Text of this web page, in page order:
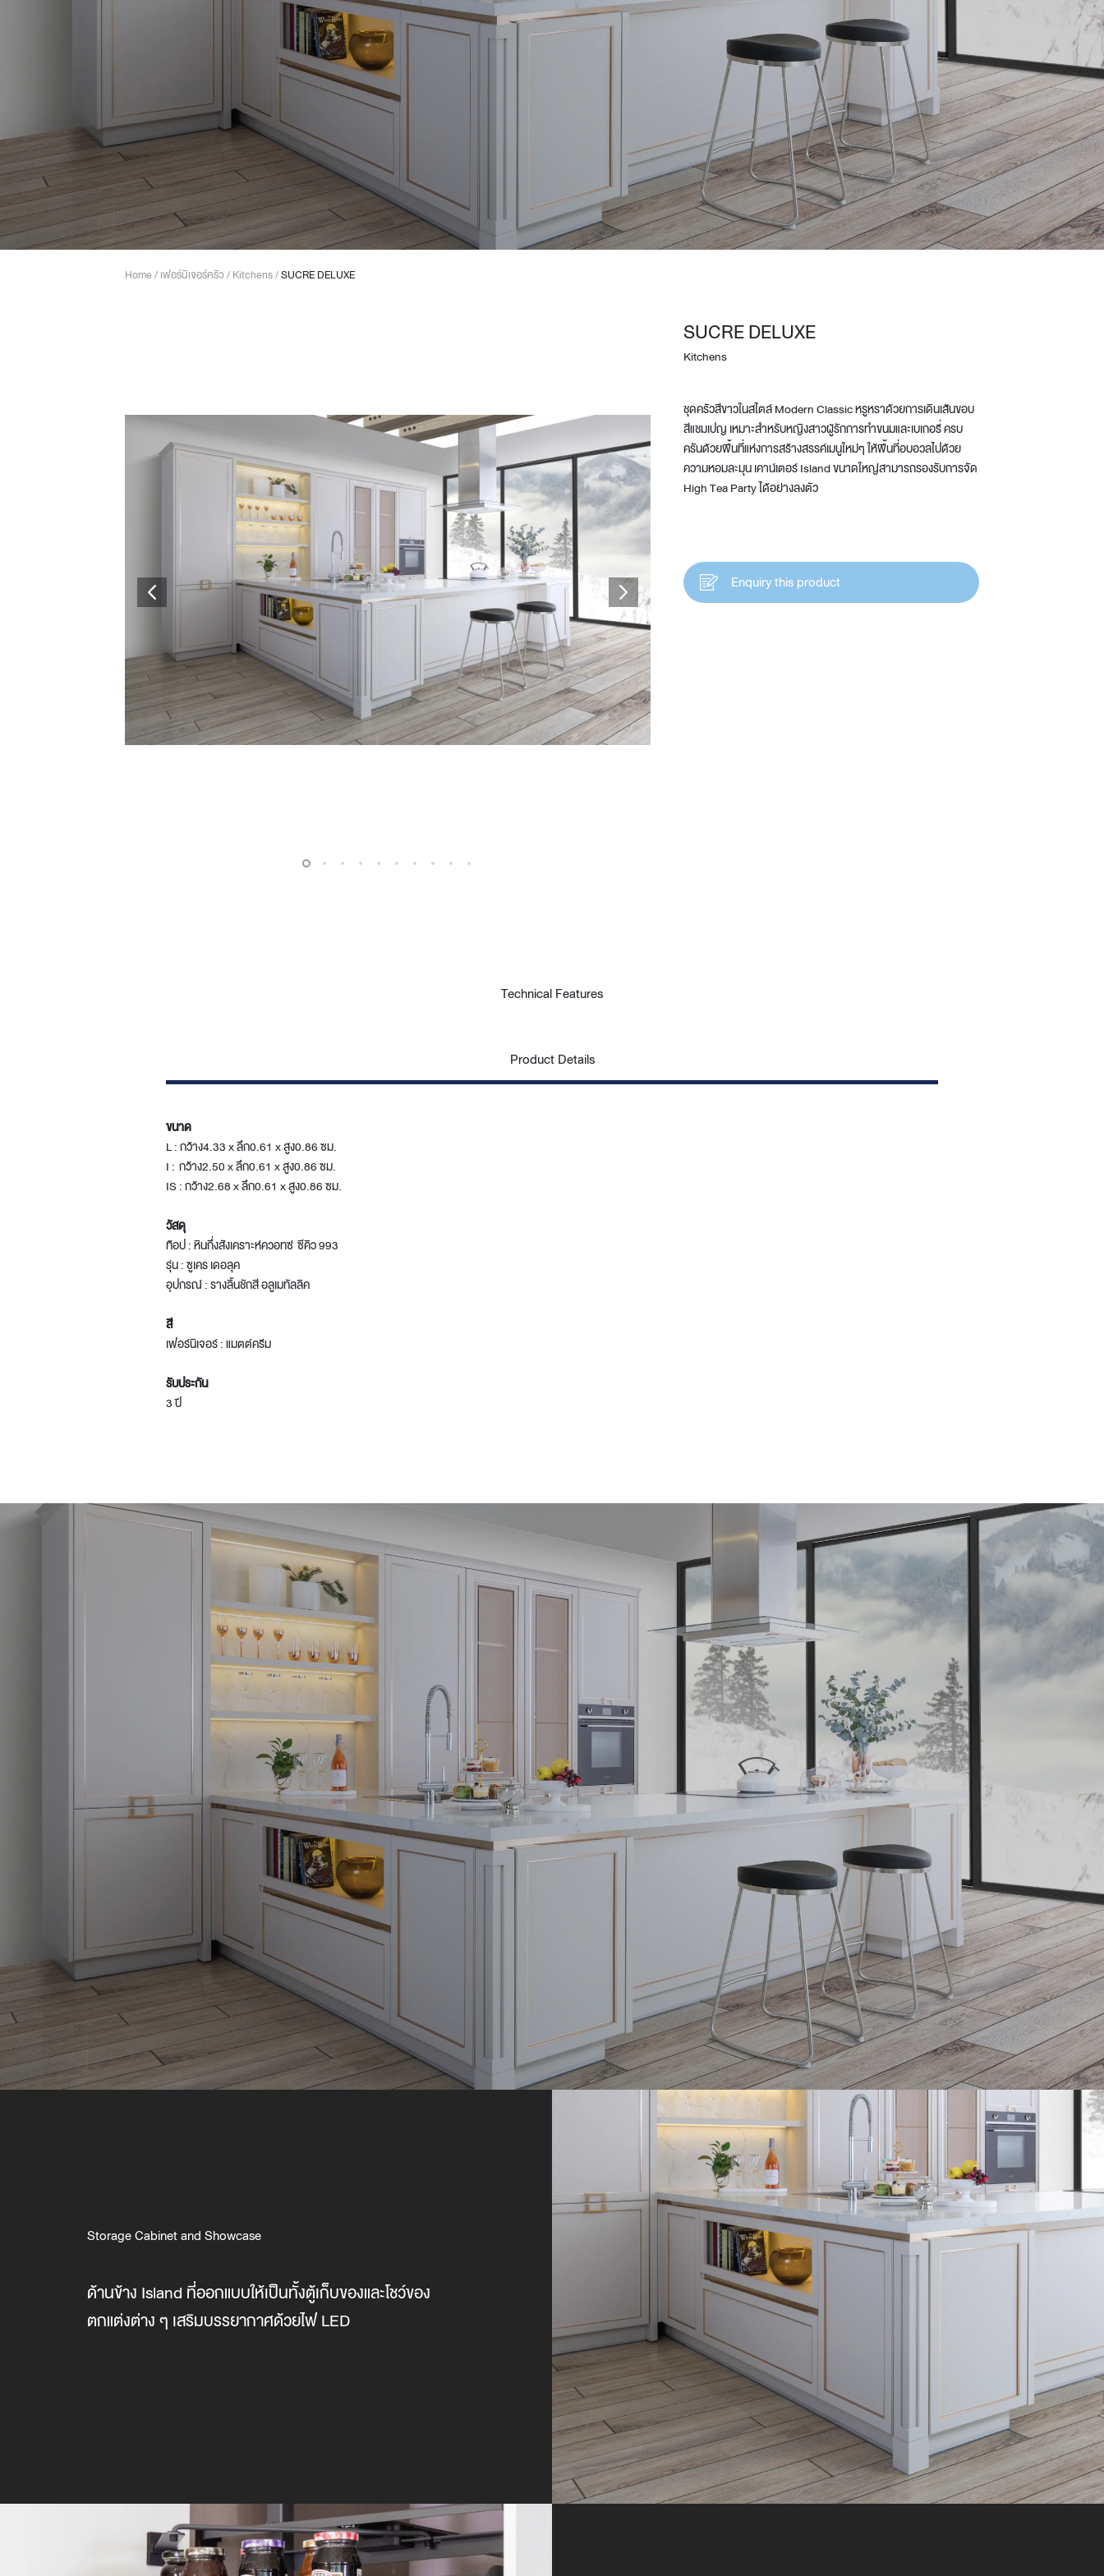
Partition & Sliding Door
Fire-rated & Decorative Doors
Kitchen Wall Cabinet
Kitchen Base Unit Basket
Kitchen Accessories
Ergonomic Recliner Steelcase
Design Awards
Collection
Home/เฟอร์นิเจอร์ครัว/Kitchens/SUCRE DELUXE
SUCRE DELUXE
Kitchens
ชุดครัวสีขาวในสไตล์ Modern Classic หรูหราด้วยการเดินเส้นขอบ
สีแชมเปญ เหมาะสำหรับหญิงสาวผู้รักการทำขนมและเบเกอรี่ ครบ
ครันด้วยพื้นที่แห่งการสร้างสรรค์เมนูใหม่ๆ ให้พื้นที่อบอวลไปด้วย
ความหอมละมุน เคาน์เตอร์ Island ขนาดใหญ่สามารถรองรับการจัด
High Tea Party ได้อย่างลงตัว
Enquiry this product
Technical Features
Product Details
ขนาด
L : กว้าง4.33 x ลึก0.61 x สูง0.86 ซม.
I : กว้าง2.50 x ลึก0.61 x สูง0.86 ซม.
IS : กว้าง2.68 x ลึก0.61 x สูง0.86 ซม.
วัสดุ
ท๊อป : หินกึ่งสังเคราะห์ควอทซ์ ซีคิว 993
รุ่น : ซูเคร เดอลุค
อุปกรณ์ : รางลิ้นชักสี อลูเมทัลลิค
สี
เฟอร์นิเจอร์ : แมตต์ครีม
รับประกัน
3 ปี
Storage Cabinet and Showcase
ด้านข้าง Island ที่ออกแบบให้เป็นทั้งตู้เก็บของและโชว์ของ
ตกแต่งต่าง ๆ เสริมบรรยากาศด้วยไฟ LED